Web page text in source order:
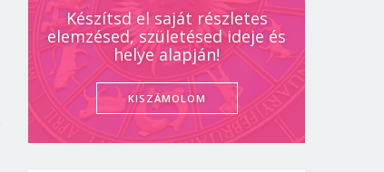
Készítsd el saját részletes
elemzésed, születésed ideje és
helye alapján!
KISZÁMOLOM